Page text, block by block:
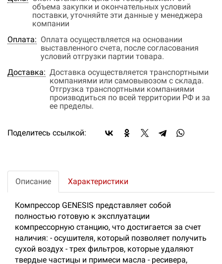
объема закупки и окончательных условий
поставки, уточняйте эти данные у менеджера
компании
Оплата: Оплата осуществляется на основании
выставленного счета, после согласования
условий отгрузки партии товара.
Доставка: Доставка осуществляется транспортными
компаниями или самовывозом с склада.
Отгрузка транспортными компаниями
производиться по всей территории РФ и за
ее пределы.
Поделитесь ссылкой:
Описание Характеристики
Компрессор GENESIS представляет собой
полностью готовую к эксплуатации
компрессорную станцию, что достигается за счет
наличия: - осушителя, который позволяет получить
сухой воздух - трех фильтров, которые удаляют
твердые частицы и примеси масла - ресивера,